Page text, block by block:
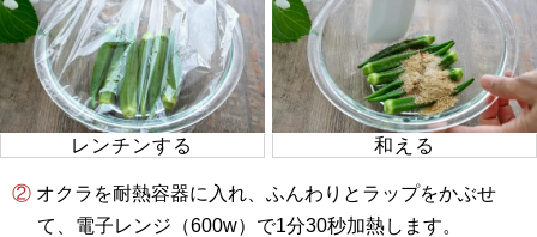
レンチンする 和える
② オクラを耐熱容器に入れ、ふんわりとラップをかぶせ
て、電子レンジ（600w）で1分30秒加熱します。